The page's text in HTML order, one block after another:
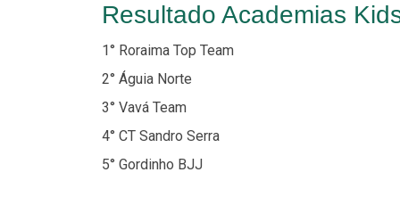
Resultado Academias
1° Roraima Top Team
2° Águia Norte
3° Vavá Team
4° CT Sandro Serra
5° Gordinho BJJ